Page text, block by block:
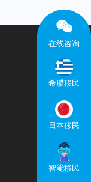

在线咨询
希腊移民
日本移民
智能移民